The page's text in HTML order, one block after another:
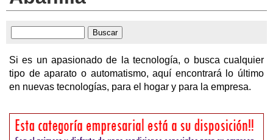
Si es un apasionado de la tecnología, o busca cualquier
tipo de aparato o automatismo, aquí encontrará lo último
en nuevas tecnologías, para el hogar y para la empresa.